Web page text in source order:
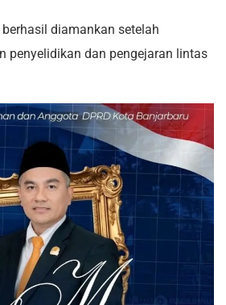
diamankan setelah
penyelidikan dan pengejaran lintas